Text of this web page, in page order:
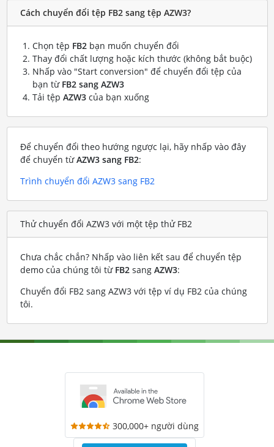
Cách chuyển đổi tệp FB2 sang tệp AZW3?
Chọn tệp FB2bạn muốn chuyển đổi
Thay đổi chất lượng hoặc kích thước (không bắt buộc)
Nhấp vào "Start conversion" để chuyển đổi tệp của
bạn từ FB2 sang AZW3
Tải tệp AZW3của bạn xuống
Để chuyển đổi theo hướng ngược lại, hãy nhấp vào đây
để chuyển từAZW3 sang FB2:
Trình chuyển đổi AZW3 sang FB2
Thử chuyển đổi AZW3 với một tệp thử FB2
Chưa chắc chắn? Nhấp vào liên kết sau để chuyển tệp
demo của chúng tôi từ FB2sang AZW3:
Chuyển đổi FB2 sang AZW3 với tệp ví dụ FB2 của chúng
tôi.
300,000+ người dùng